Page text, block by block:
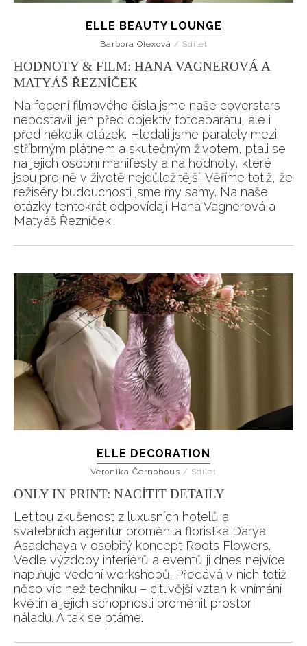
ELLE BEAUTY LOUNGE
Barbora Olexová / Sdílet
HODNOTY & FILM: HANA VAGNEROVÁ A
MATYÁŠ ŘEZNÍČEK
Na focení filmového čísla jsme naše coverstars
nepostavili jen před objektiv fotoaparátu, ale i
před několik otázek. Hledali jsme paralely mezi
stříbrným plátnem a skutečným životem, ptali se
na jejich osobní manifesty a na hodnoty, které
jsou pro ně v životě nejdůležitější. Věříme totiž, že
režiséry budoucnosti jsme my samy. Na naše
otázky tentokrát odpovídají Hana Vagnerová a
Matyáš Řezníček.
ELLE DECORATION
Veronika Černohous / Sdílet
ONLY IN PRINT: NACÍTIT DETAILY
Letitou zkušenost z luxusních hotelů a
svatebních agentur proměnila floristka Darya
Asadchaya v osobitý koncept Roots Flowers.
Vedle výzdoby interiérů a eventů ji dnes nejvíce
naplňuje vedení workshopů. Předává v nich totiž
něco víc než techniku – citlivější vztah k vnímání
květin a jejich schopnosti proměnit prostor i
náladu. A tak se ptáme.